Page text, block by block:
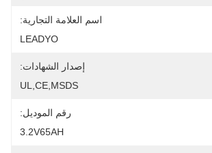
اسم العلامة التجارية:
LEADYO
إصدار الشهادات:
UL,CE,MSDS
رقم الموديل:
3.2V65AH